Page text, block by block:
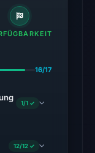
16/17
1/1 ✓
12/12 ✓